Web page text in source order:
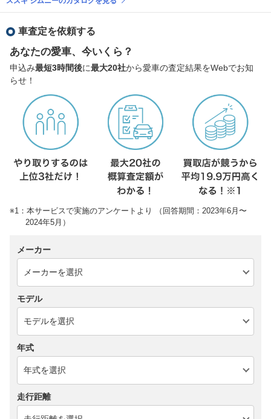
車査定を依頼する
あなたの愛車、今いくら？
申込み最短3時間後に最大20社から愛車の査定結果をWebでお知
らせ！
※1：本サービスで実施のアンケートより （回答期間：2023年6月〜
2024年5月）
メーカー
モデル
年式
走行距離